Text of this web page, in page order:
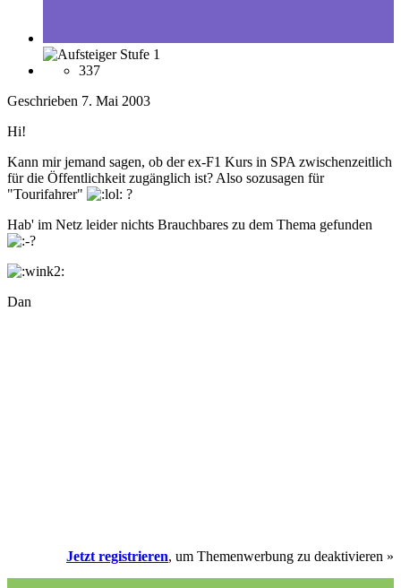
337
Geschrieben 7. Mai 2003
Hi!
Kann mir jemand sagen, ob der ex-F1 Kurs in SPA zwischenzeitlich
für die Öffentlichkeit zugänglich ist? Also sozusagen für
"Tourifahrer"
?
Hab' im Netz leider nichts Brauchbares zu dem Thema gefunden
Dan
Jetzt registrieren, um Themenwerbung zu deaktivieren »